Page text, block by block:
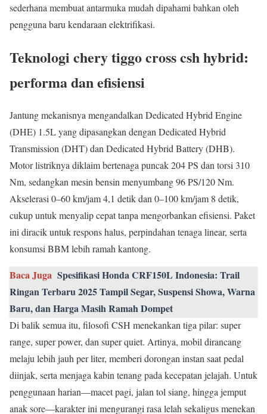
sederhana membuat antarmuka mudah dipahami bahkan oleh
pengguna baru kendaraan elektrifikasi.
Teknologi chery tiggo cross csh hybrid:
performa dan efisiensi
Jantung mekanisnya mengandalkan Dedicated Hybrid Engine
(DHE) 1.5L yang dipasangkan dengan Dedicated Hybrid
Transmission (DHT) dan Dedicated Hybrid Battery (DHB).
Motor listriknya diklaim bertenaga puncak 204 PS dan torsi 310
Nm, sedangkan mesin bensin menyumbang 96 PS/120 Nm.
Akselerasi 0–60 km/jam 4,1 detik dan 0–100 km/jam 8 detik,
cukup untuk menyalip cepat tanpa mengorbankan efisiensi. Paket
ini diracik untuk respons halus, perpindahan tenaga linear, serta
konsumsi BBM lebih ramah kantong.
Baca Juga Spesifikasi Honda CRF150L Indonesia: Trail
Ringan Terbaru 2025 Tampil Segar, Suspensi Showa, Warna
Baru, dan Harga Masih Ramah Dompet
Di balik semua itu, filosofi CSH menekankan tiga pilar: super
range, super power, dan super quiet. Artinya, mobil dirancang
melaju lebih jauh per liter, memberi dorongan instan saat pedal
diinjak, serta menjaga kabin tenang pada kecepatan jelajah. Untuk
penggunaan harian—macet pagi, jalan tol siang, hingga jemput
anak sore—karakter ini mengurangi rasa lelah sekaligus menekan